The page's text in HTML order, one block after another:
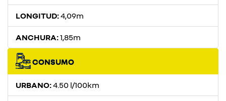
LONGITUD:4,09m
ANCHURA:1,85m
CONSUMO
URBANO:4.50 l/100km